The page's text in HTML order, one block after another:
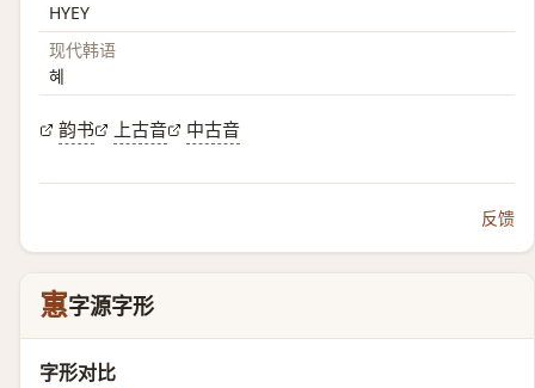
HYEY
现代韩语
혜
韵书 上古音 中古音
反馈
寭字源字形
字形对比